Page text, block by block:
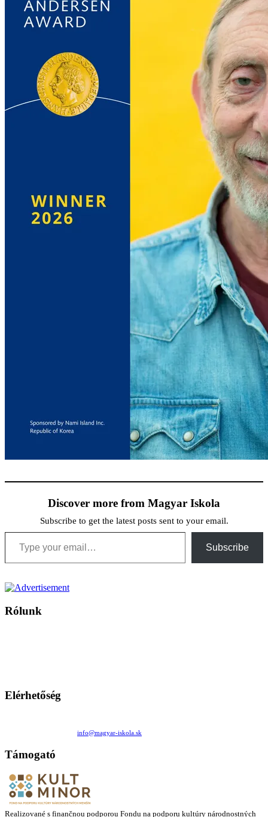
Discover more from Magyar Iskola
Subscribe to get the latest posts sent to your email.
Type your email…
Subscribe
Rólunk
Elérhetőség
info@magyar-iskola.sk
Támogató
Realizované s finančnou podporou Fondu na podporu kultúry národnostných